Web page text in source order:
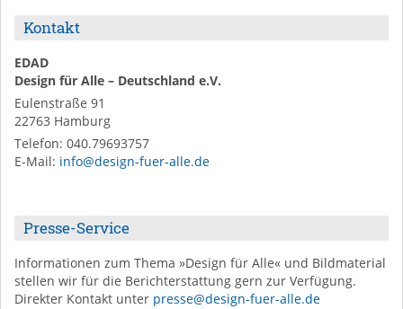
Kontakt
EDAD
Design für Alle – Deutschland e.V.
Eulenstraße 91
22763 Hamburg
Telefon: 040.79693757
E-Mail: info@design-fuer-alle.de
Presse-Service
Informationen zum Thema »Design für Alle« und Bildmaterial
stellen wir für die Berichterstattung gern zur Verfügung.
Direkter Kontakt unter presse@design-fuer-alle.de